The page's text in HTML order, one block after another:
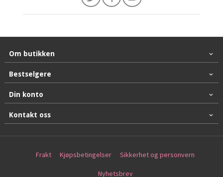
Om butikken
Bestselgere
Din konto
Kontakt oss
Frakt Kjøpsbetingelser Sikkerhet og personvern
Nyhetsbrev